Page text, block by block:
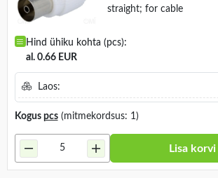
straight; for cable
Hind ühiku kohta (pcs):
al. 0.66 EUR
Laos:
Kogus pcs(mitmekordsus: 1)
Lisa korvi